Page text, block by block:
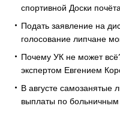
спортивной Доски почёта
Подать заявление на
голосование липчане
Почему УК не может
экспертом Евгением
В августе самозанятые
выплаты по больничным